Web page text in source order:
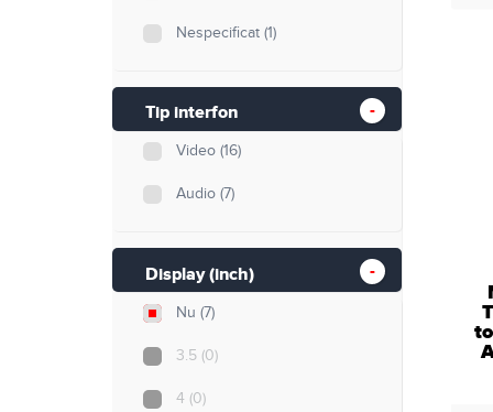
Nespecificat (1)
Tip interfon
Video (16)
Audio (7)
Display (inch)
Nu (7)
3.5 (0)
4 (0)